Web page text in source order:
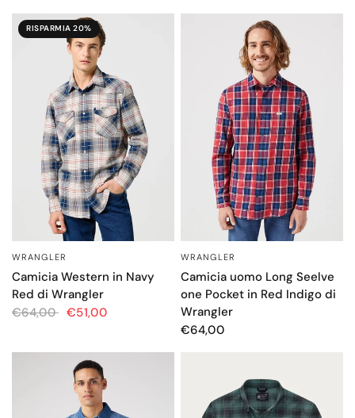
RISPARMIA 20%
OCCHIATA VELOCE
WRANGLER
Camicia Western in Navy
Red di Wrangler
€64,00 €51,00
OCCHIATA VELOCE
WRANGLER
Camicia uomo Long Seelve
one Pocket in Red Indigo di
Wrangler
€64,00